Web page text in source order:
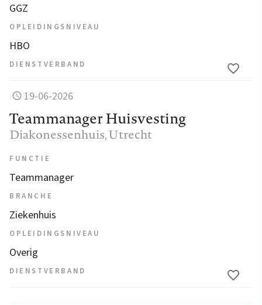
GGZ
OPLEIDINGSNIVEAU
HBO
DIENSTVERBAND
19-06-2026
Teammanager Huisvesting
Diakonessenhuis, Utrecht
FUNCTIE
Teammanager
BRANCHE
Ziekenhuis
OPLEIDINGSNIVEAU
Overig
DIENSTVERBAND